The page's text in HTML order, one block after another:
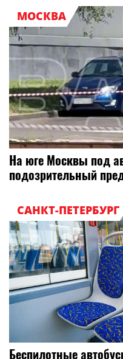
МОСКВА
На юге Москвы под
подозрительный
САНКТ-ПЕТЕРБУРГ
Беспилотные